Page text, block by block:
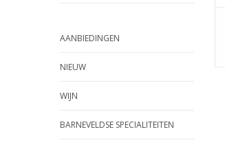
AANBIEDINGEN
NIEUW
WIJN
BARNEVELDSE SPECIALITEITEN